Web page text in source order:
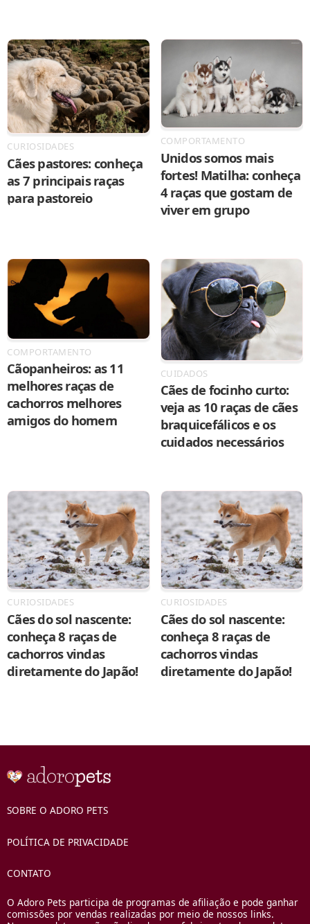
CURIOSIDADES
Cães pastores: conheça
as 7 principais raças
para pastoreio
COMPORTAMENTO
Unidos somos mais
fortes! Matilha: conheça
4 raças que gostam de
viver em grupo
COMPORTAMENTO
Cãopanheiros: as 11
melhores raças de
cachorros melhores
amigos do homem
CUIDADOS
Cães de focinho curto:
veja as 10 raças de cães
braquicefálicos e os
cuidados necessários
CURIOSIDADES
Cães do sol nascente:
conheça 8 raças de
cachorros vindas
diretamente do Japão!
CURIOSIDADES
Cães do sol nascente:
conheça 8 raças de
cachorros vindas
diretamente do Japão!
SOBRE O ADORO PETS
POLÍTICA DE PRIVACIDADE
CONTATO
O Adoro Pets participa de programas de afiliação e pode ganhar
comissões por vendas realizadas por meio de nossos links.